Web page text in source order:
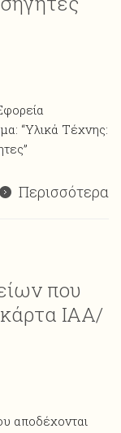
“Υλικά Τέχνης:
Περισσότερα
που
ΙΑΑ/
αποδέχονται